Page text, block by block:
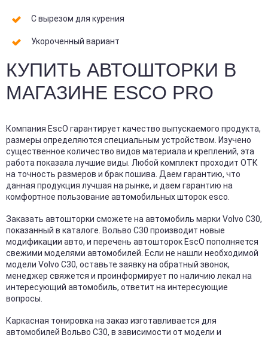
С вырезом для курения
Укороченный вариант
КУПИТЬ АВТОШТОРКИ В
МАГАЗИНЕ ESCO PRO
Компания EscO гарантирует качество выпускаемого продукта,
размеры определяются специальным устройством. Изучено
существенное количество видов материала и креплений, эта
работа показала лучшие виды. Любой комплект проходит ОТК
на точность размеров и брак пошива. Даем гарантию, что
данная продукция лучшая на рынке, и даем гарантию на
комфортное пользование автомобильных шторок esco.
Заказать автошторки сможете на автомобиль марки Volvo С30,
показанный в каталоге. Вольво С30 производит новые
модификации авто, и перечень автошторок EscO пополняется
свежими моделями автомобилей. Если не нашли необходимой
модели Volvo С30, оставьте заявку на обратный звонок,
менеджер свяжется и проинформирует по наличию лекал на
интересующий автомобиль, ответит на интересующие
вопросы.
Каркасная тонировка на заказ изготавливается для
автомобилей Вольво С30, в зависимости от модели и